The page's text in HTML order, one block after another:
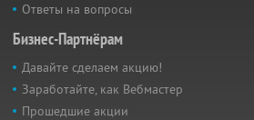
Ответы на вопросы
Бизнес-Партнёрам
Давайте сделаем акцию!
Заработайте, как Вебмастер
Прошедшие акции